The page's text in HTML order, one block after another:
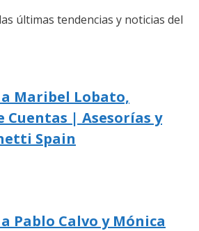
últimas tendencias y noticias del
Maribel Lobato,
Cuentas | Asesorías y
Spain
Pablo Calvo y Mónica